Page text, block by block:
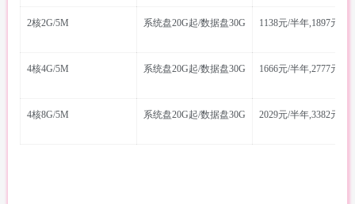
2核2G/5M 系统盘20G起/数据盘30G 1138元/半年,1897元/年
4核4G/5M 系统盘20G起/数据盘30G 1666元/半年,2777元/年
4核8G/5M 系统盘20G起/数据盘30G 2029元/半年,3382元/年